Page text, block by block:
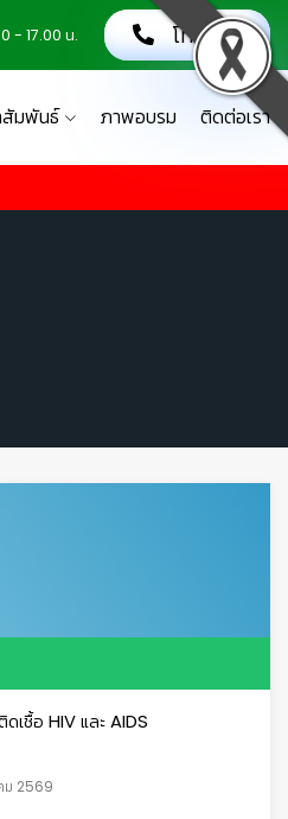
- 17.00 น. โทรเลย!
สัมพันธ์ ภาพอบรม ติดต่อเรา
ดเชื้อ HIV และ AIDS
ม 2569